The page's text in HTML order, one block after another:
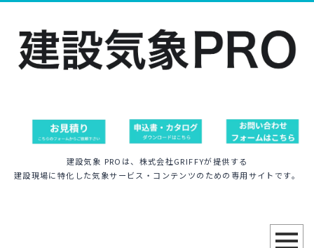
建設気象 PROは、株式会社GRIFFYが提供する
建設現場に特化した気象サービス・コンテンツのための専用サイトです。